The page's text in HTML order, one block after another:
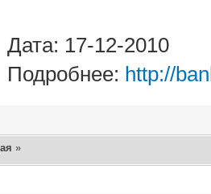
Дата: 17-12-2010
Подробнее: http://
»